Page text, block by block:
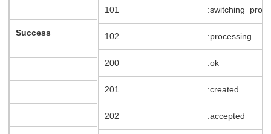
101
102 :processing
200 :ok
201 :created
202 :accepted
Success